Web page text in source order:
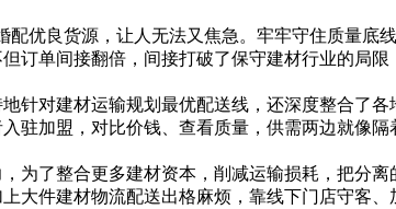
良货源，让人无法又焦急。牢牢守住质量底
订单间接翻倍，间接打破了保守建材行业的局
对建材运输规划最优配送线，还深度整合了各
驻加盟，对比价钱、查看质量，供需两边就像
了整合更多建材资本，削减运输损耗，把分离
大件建材物流配送出格麻烦，靠线下门店守客